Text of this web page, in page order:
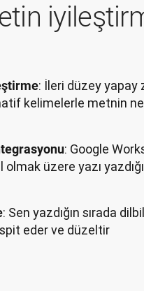
: İleri düzey yapay
kelimelerle metnin
: Google
üzere yazı
: Sen yazdığın sırada
eder ve düzeltir